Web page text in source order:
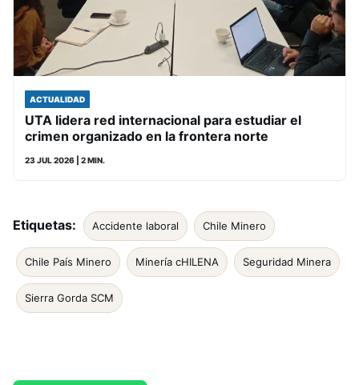
ACTUALIDAD
UTA lidera red internacional para estudiar el
crimen organizado en la frontera norte
23 JUL 2026 | 2 MIN.
Etiquetas: Accidente laboral Chile Minero
Chile País Minero Minería cHILENA Seguridad Minera
Sierra Gorda SCM